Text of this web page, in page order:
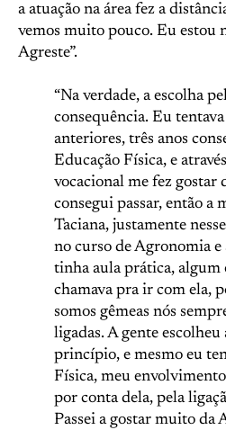
a atuação na área fez a
vemos muito pouco. Eu estou
Agreste”.
“Na verdade, a escolha
consequência. Eu
anteriores, três anos
Educação Física, e
vocacional me fez gostar
consegui passar, então a
Taciana, justamente
no curso de Agronomia
tinha aula prática, algum
chamava pra ir com ela,
somos gêmeas nós
ligadas. A gente escolheu
princípio, e mesmo eu
Física, meu
por conta dela, pela
Passei a gostar muito da